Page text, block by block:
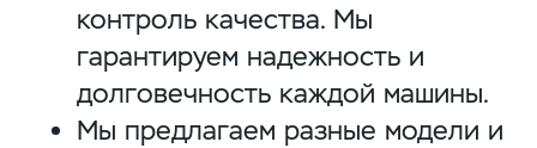
контроль качества. Мы
гарантируем надежность и
долговечность каждой машины.
Мы предлагаем разные модели и